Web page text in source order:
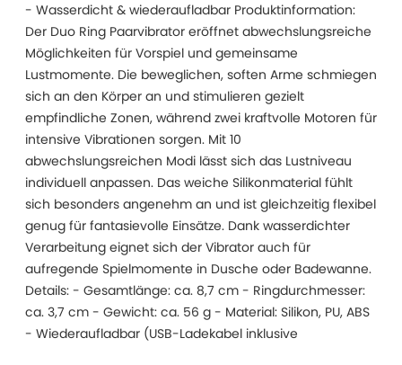
- Wasserdicht & wiederaufladbar Produktinformation:
Der Duo Ring Paarvibrator eröffnet abwechslungsreiche
Möglichkeiten für Vorspiel und gemeinsame
Lustmomente. Die beweglichen, soften Arme schmiegen
sich an den Körper an und stimulieren gezielt
empfindliche Zonen, während zwei kraftvolle Motoren für
intensive Vibrationen sorgen. Mit 10
abwechslungsreichen Modi lässt sich das Lustniveau
individuell anpassen. Das weiche Silikonmaterial fühlt
sich besonders angenehm an und ist gleichzeitig flexibel
genug für fantasievolle Einsätze. Dank wasserdichter
Verarbeitung eignet sich der Vibrator auch für
aufregende Spielmomente in Dusche oder Badewanne.
Details: - Gesamtlänge: ca. 8,7 cm - Ringdurchmesser:
ca. 3,7 cm - Gewicht: ca. 56 g - Material: Silikon, PU, ABS
- Wiederaufladbar (USB-Ladekabel inklusive